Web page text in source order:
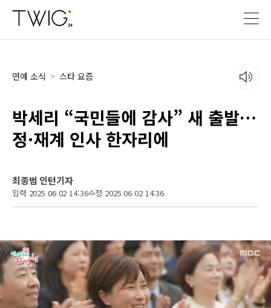
연예 소식 > 스타 요즘
박세리 “국민들에 감사” 새 출발…
정·재계 인사 한자리에
최종범 인턴기자
입력 2025 06 02 14:36수정 2025 06 02 14:36